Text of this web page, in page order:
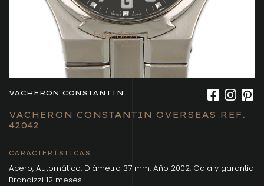
VACHERON CONSTANTIN
VACHERON CONSTANTIN OVERSEAS REF.
42042
CARACTERÍSTICAS
Acero, Automático, Diámetro 37 mm, Año 2002, Caja y garantía
Brandizzi 12 meses